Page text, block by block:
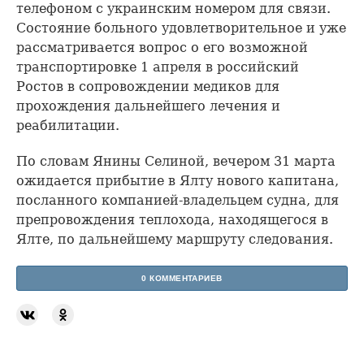
телефоном с украинским номером для связи.
Состояние больного удовлетворительное и уже
рассматривается вопрос о его возможной
транспортировке 1 апреля в российский
Ростов в сопровождении медиков для
прохождения дальнейшего лечения и
реабилитации.
По словам Янины Селиной, вечером 31 марта
ожидается прибытие в Ялту нового капитана,
посланного компанией-владельцем судна, для
препровождения теплохода, находящегося в
Ялте, по дальнейшему маршруту следования.
0 КОММЕНТАРИЕВ